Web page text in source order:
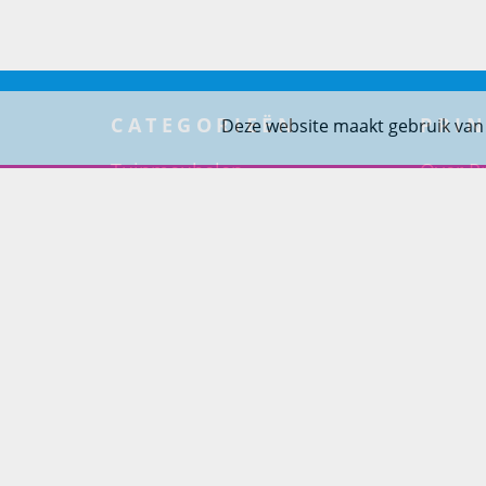
Deze website maakt gebruik
CATEGORIEËN
Tuinmeubelen
Over